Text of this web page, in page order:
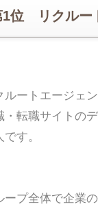
1位 リクルー
ルートエージェ
・転職サイトの
です。
ープ全体で企業